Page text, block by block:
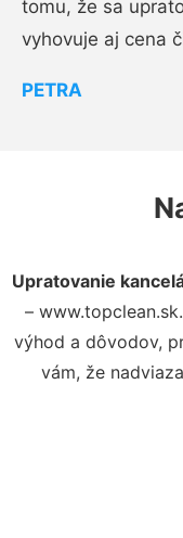
tomu, že sa
vyhovuje aj cena
PETRA
Upratovanie
–
výhod a dôvodov,
vám, že